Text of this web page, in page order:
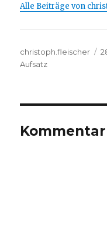
Alle Beiträge von
Autor
christoph.fleischer
Aufsatz